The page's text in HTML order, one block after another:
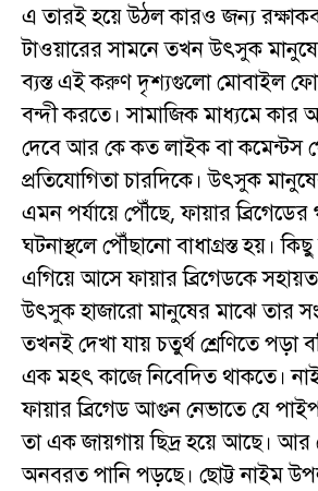
এ তারই হয়ে উঠল কারও জন্য
টাওয়ারের সামনে তখন উৎসুক
ব্যস্ত এই করুণ দৃশ্যগুলো মোবাইল
বন্দী করতে। সামাজিক মাধ্যমে কার
দেবে আর কে কত লাইক বা কমেন্টস
প্রতিযোগিতা চারদিকে। উৎসুক
এমন পর্যায়ে পৌঁছে, ফায়ার
ঘটনাস্থলে পৌঁছানো বাধাগ্রস্ত হয়।
এগিয়ে আসে ফায়ার ব্রিগেডকে
উৎসুক হাজারো মানুষের মাঝে তার
তখনই দেখা যায় চতুর্থ শ্রেণিতে পড়া
এক মহৎ কাজে নিবেদিত থাকতে।
ফায়ার ব্রিগেড আগুন নেভাতে যে
তা এক জায়গায় ছিদ্র হয়ে আছে। আর
অনবরত পানি পড়ছে। ছোট্ট নাইম